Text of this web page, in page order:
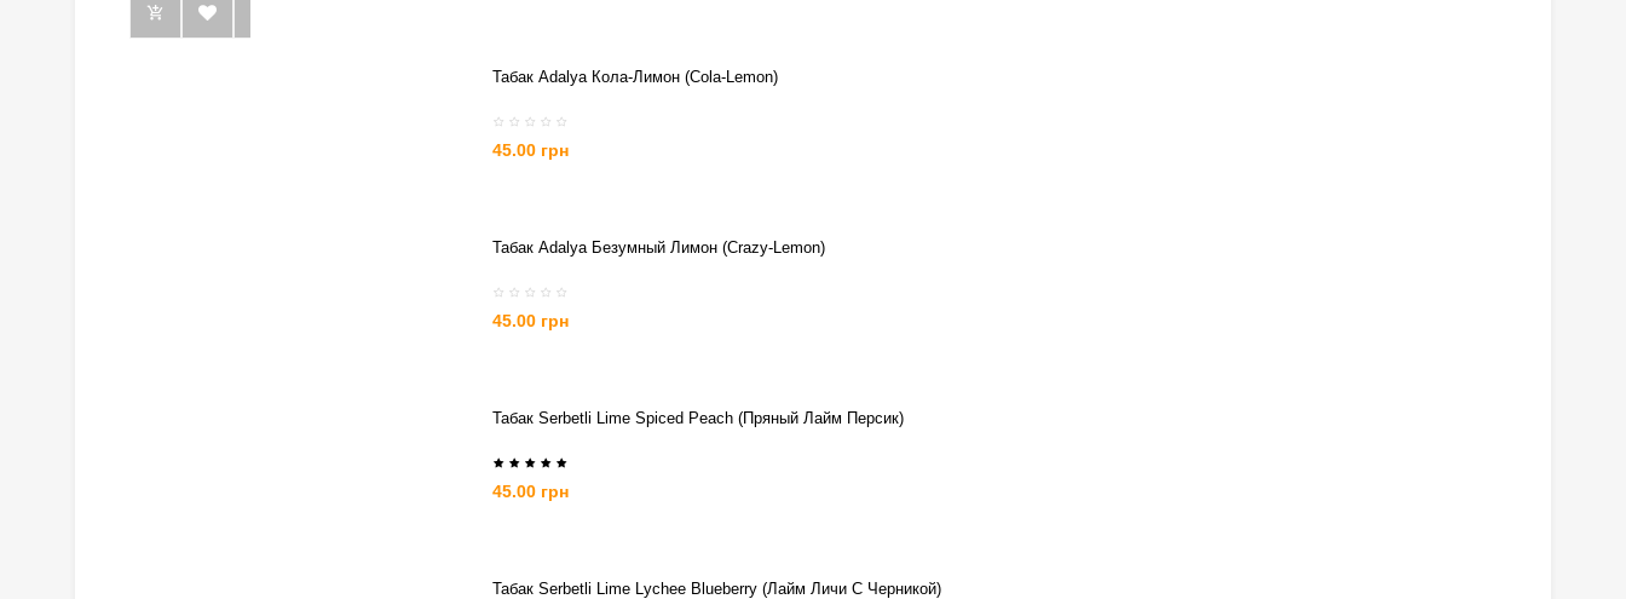
Табак Adalya Кола-Лимон (Cola-Lemon)
45.00 грн
Табак Adalya Безумный Лимон (Crazy-Lemon)
45.00 грн
Табак Serbetli Lime Spiced Peach (Пряный Лайм Персик)
45.00 грн
Табак Serbetli Lime Lychee Blueberry (Лайм Личи С Черникой)